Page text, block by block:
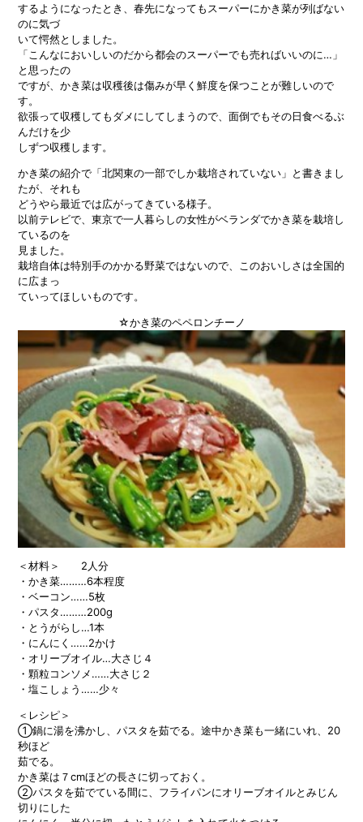
するようになったとき、春先になってもスーパーにかき菜が列ばない
のに気づ
いて愕然としました。
「こんなにおいしいのだから都会のスーパーでも売ればいいのに…」
と思ったの
ですが、かき菜は収穫後は傷みが早く鮮度を保つことが難しいので
す。
欲張って収穫してもダメにしてしまうので、面倒でもその日食べるぶ
んだけを少
しずつ収穫します。
かき菜の紹介で「北関東の一部でしか栽培されていない」と書きまし
たが、それも
どうやら最近では広がってきている様子。
以前テレビで、東京で一人暮らしの女性がベランダでかき菜を栽培し
ているのを
見ました。
栽培自体は特別手のかかる野菜ではないので、このおいしさは全国的
に広まっ
ていってほしいものです。
☆かき菜のペペロンチーノ
＜材料＞ 2人分
・かき菜………6本程度
・ベーコン……5枚
・パスタ………200g
・とうがらし…1本
・にんにく……2かけ
・オリーブオイル…大さじ４
・顆粒コンソメ……大さじ２
・塩こしょう……少々
＜レシピ＞
①鍋に湯を沸かし、パスタを茹でる。途中かき菜も一緒にいれ、20
秒ほど
茹でる。
かき菜は７cmほどの長さに切っておく。
②パスタを茹でている間に、フライパンにオリーブオイルとみじん
切りにした